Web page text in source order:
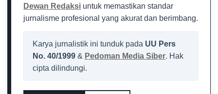
Dewan Redaksi untuk memastikan standar
jurnalisme profesional yang akurat dan berimbang.
Karya jurnalistik ini tunduk pada UU Pers
No. 40/1999 & Pedoman Media Siber. Hak
cipta dilindungi.